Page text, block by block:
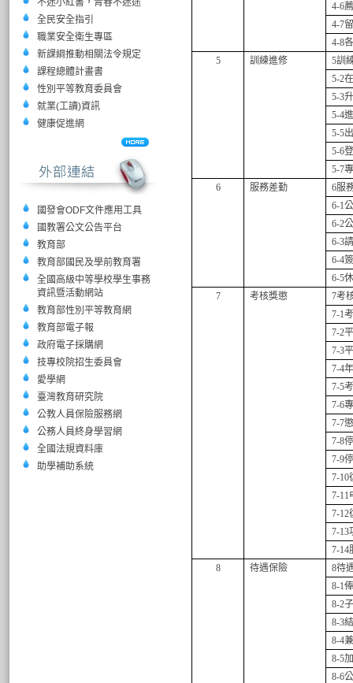
不迷小紅書，青春不迷途
全民安全指引
職業安全衛生專區
新課綱推動相關法令規定
課程總體計畫書
性別平等教育委員會
就業(工讀)資訊
健康促進網
國發會ODF文件應用工具
國教署公文公告平台
教育部
教育部國民及學前教育署
全國高級中等學校學生事務
資訊暨活動網站
教育部性別平等教育網
教育部電子報
政府電子採購網
技專校院招生委員會
愛學網
臺灣教育研究院
公教人員保險服務網
公務人員終身學習網
全國法規資料庫
助學補助系統
4-6
4-7
4-8
5
訓練進修 5訓
5-2
5-3
5-4
5-5
5-6
5-7
6
服務差勤 6服
6-1
6-2
6-3
6-4
6-5
7
考核獎懲 7考
7-1
7-2
7-3
7-4
7-5
7-6
7-7
7-8
7-9
7-10
7-11
7-12
7-13
7-14
8
待遇保險 8待
8-1
8-2
8-3
8-4
8-5
8-6